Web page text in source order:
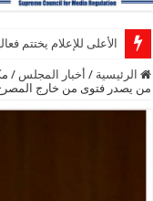
الأعلى للإعلام يختتم
الرئيسية / أخبار المجلس /
من يصدر فتوى من خارج المصرح